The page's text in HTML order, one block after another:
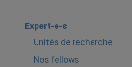
Expert-e-s
Unités de recherche
Nos fellows